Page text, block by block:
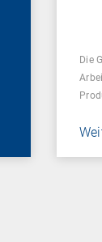
Die